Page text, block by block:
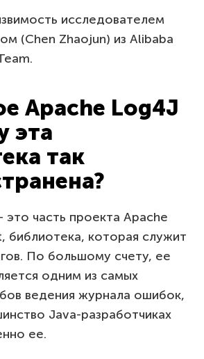
исследователем
(Chen Zhaojun) из Alibaba
Apache Log4J
эта
так
часть проекта Apache
библиотека, которая служит
По большому счету, ее
одним из самых
ведения журнала ошибок,
Java-разработчиках
ее.